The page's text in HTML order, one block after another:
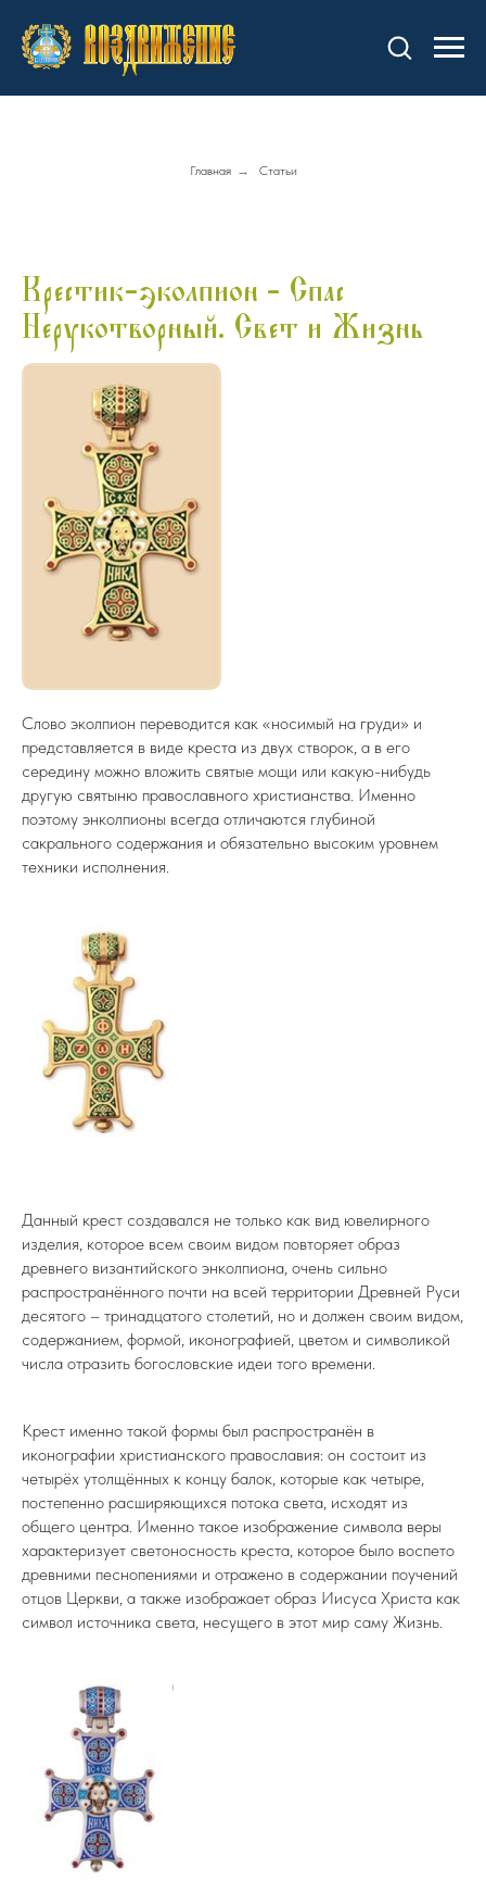
Главная → Статьи
Крестик-эколпион - Спас
Нерукотворный. Свет и Жизнь
Слово эколпион переводится как «носимый на груди» и
представляется в виде креста из двух створок, а в его
середину можно вложить святые мощи или какую-нибудь
другую святыню православного христианства. Именно
поэтому энколпионы всегда отличаются глубиной
сакрального содержания и обязательно высоким уровнем
техники исполнения.
Данный крест создавался не только как вид ювелирного
изделия, которое всем своим видом повторяет образ
древнего византийского энколпиона, очень сильно
распространённого почти на всей территории Древней Руси
десятого – тринадцатого столетий, но и должен своим видом,
содержанием, формой, иконографией, цветом и символикой
числа отразить богословские идеи того времени.
Крест именно такой формы был распространён в
иконографии христианского православия: он состоит из
четырёх утолщённых к концу балок, которые как четыре,
постепенно расширяющихся потока света, исходят из
общего центра. Именно такое изображение символа веры
характеризует светоносность креста, которое было воспето
древними песнопениями и отражено в содержании поучений
отцов Церкви, а также изображает образ Иисуса Христа как
символ источника света, несущего в этот мир саму Жизнь.